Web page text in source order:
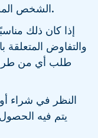
الشخص المسمى عقد جلسة استماع مغلقة.
إذا كان ذلك
والتفاوض المتعلقة
طلب أي من
النظر في شراء
يتم فيه